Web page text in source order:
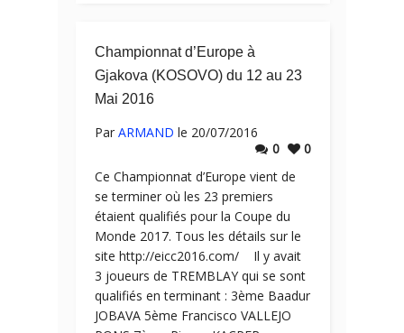
Championnat d’Europe à
Gjakova (KOSOVO) du 12 au 23
Mai 2016
Par ARMAND le 20/07/2016
0
0
Ce Championnat d’Europe vient de
se terminer où les 23 premiers
étaient qualifiés pour la Coupe du
Monde 2017. Tous les détails sur le
site http://eicc2016.com/ Il y avait
3 joueurs de TREMBLAY qui se sont
qualifiés en terminant : 3ème Baadur
JOBAVA 5ème Francisco VALLEJO